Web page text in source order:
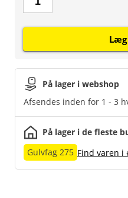
På lager i webshop
Afsendes inden for 1 - 3
På lager i de fleste
Gulvfag 275 Find varen